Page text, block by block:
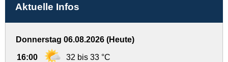
Aktuelle Infos
Donnerstag 06.08.2026 (Heute)
16:00 32 bis 33 °C